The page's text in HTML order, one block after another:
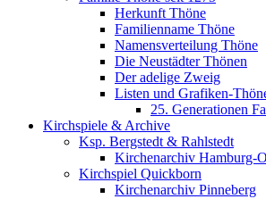
Herkunft Thöne
Familienname Thöne
Namensverteilung Thöne
Die Neustädter Thönen
Der adelige Zweig
Listen und Grafiken-
25. Generationen
Kirchspiele & Archive
Ksp. Bergstedt & Rahlstedt
Kirchenarchiv Hamburg-
Kirchspiel Quickborn
Kirchenarchiv Pinneberg